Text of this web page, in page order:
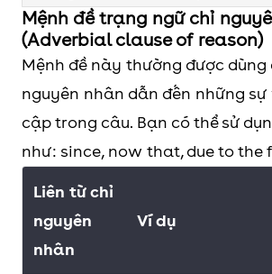
broken
of all countries
is in danger.
Mệnh đề trạng ngữ chỉ
(Adverbial clause of reason)
Mệnh đề này thường được dùng
nguyên nhân dẫn đến những sự
cập trong câu. Bạn có thể sử
như: since, now that, due to the
Liên từ chỉ
nguyên
nhân
Ví dụ